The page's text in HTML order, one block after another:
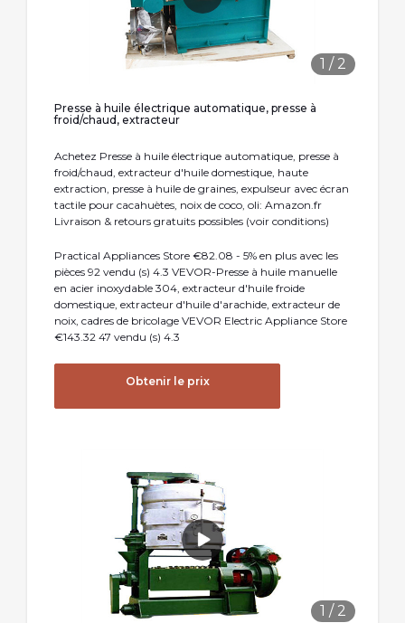
1 / 2
Presse à huile électrique automatique, presse à
froid/chaud, extracteur
Achetez Presse à huile électrique automatique, presse à
froid/chaud, extracteur d'huile domestique, haute
extraction, presse à huile de graines, expulseur avec écran
tactile pour cacahuètes, noix de coco, oli: Amazon.fr
Livraison & retours gratuits possibles (voir conditions)
Practical Appliances Store €82.08 - 5% en plus avec les
pièces 92 vendu (s) 4.3 VEVOR-Presse à huile manuelle
en acier inoxydable 304, extracteur d'huile froide
domestique, extracteur d'huile d'arachide, extracteur de
noix, cadres de bricolage VEVOR Electric Appliance Store
€143.32 47 vendu (s) 4.3
Obtenir le prix
1 / 2